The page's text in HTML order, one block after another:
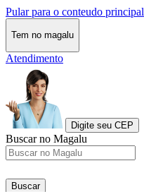
Pular para o conteudo principal
Tem no magalu
Atendimento
Digite seu CEP
Buscar no Magalu
Buscar